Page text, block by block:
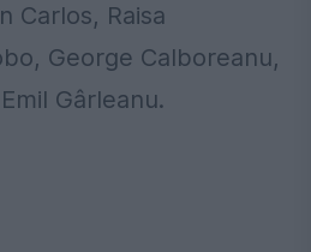
Carlos, Raisa
George Calboreanu,
Gârleanu.